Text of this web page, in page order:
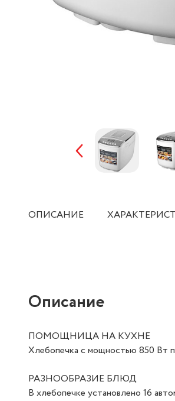
ОПИСАНИЕ
Описание
ПОМОЩНИЦА НА КУХНЕ
Хлебопечка с мощностью 850 Вт
РАЗНООБРАЗИЕ БЛЮД
В хлебопечке установлено 16